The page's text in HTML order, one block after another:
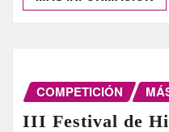
COMPETICIÓN
III Festival de